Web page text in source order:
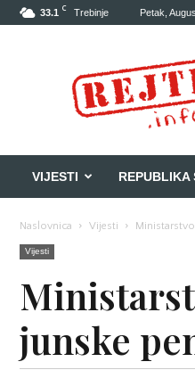
33.1 C Trebinje Petak,
VIJESTI REPUBLIKA
Naslovnica Vijesti
Vijesti
junske